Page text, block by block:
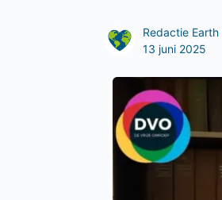
Redactie
13 juni 2025